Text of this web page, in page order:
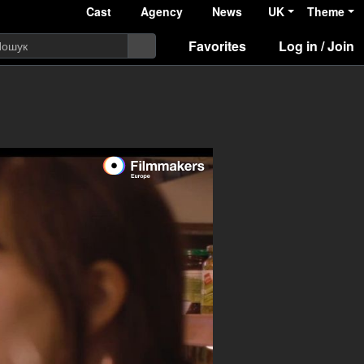
Cast Agency News UK Theme
Favorites Log in / Join